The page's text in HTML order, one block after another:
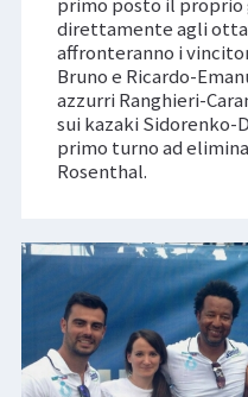
direttamente agli
affronteranno i
Bruno e Ricardo-
azzurri Ranghieri-
sui kazaki Sidorenko-
primo turno ad
Rosenthal.